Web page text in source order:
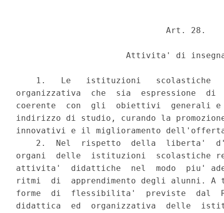
                              Art. 28.
Attivita' di
1.   Le   istituzioni   scolastiche
organizzativa  che  sia  espressione  di
coerente  con  gli  obiettivi  generali
indirizzo di studio, curando la
innovativi e il miglioramento
2.  Nel  rispetto  della  liberta'
organi  delle  istituzioni  scolastiche
attivita'  didattiche  nel  modo  piu'
ritmi  di  apprendimento degli alunni. A
forme  di  flessibilita'  previste  dal
didattica  ed  organizzativa  delle